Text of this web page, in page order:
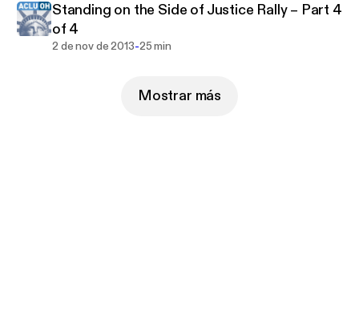
Standing on the Side of Justice Rally – Part 4
of 4
2 de nov de 2013-25 min
Mostrar más